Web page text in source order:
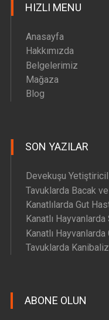
HIZLI MENU
Anasayfa
Hakkımızda
Belgelerimiz
Mağaza
Blog
SON YAZILAR
Devekuşu
Tavuklarda Bacak
Kanatlılarda Gut
Kanatlı
Kanatlı
Tavuklarda
ABONE OLUN